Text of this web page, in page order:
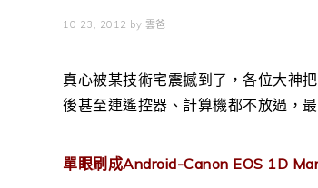
10 23, 2012 by 雲爸
真心被某技術宅震撼到了，各位大神
後甚至連遙控器、計算機都不放過
單眼刷成Android-Canon EOS 1D